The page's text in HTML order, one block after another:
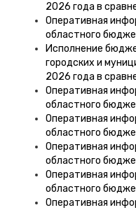
2026 года в
Оперативная
областного
Исполнение
городских и
2026 года в
Оперативная
областного
Оперативная
областного
Оперативная
областного
Оперативная
областного
Оперативная